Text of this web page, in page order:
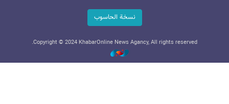
نسخة الحاسوب
Copyright © 2024 KhabarOnline News Agancy, All rights reserved.